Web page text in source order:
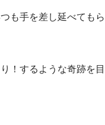
も手を差し延べても
！するような奇跡を